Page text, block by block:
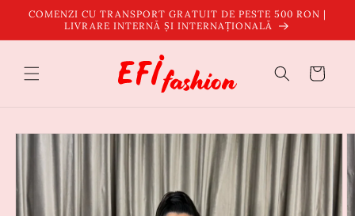
Salt la
conținut
COMENZI CU TRANSPORT GRATUIT DE PESTE 500 RON |
LIVRARE INTERNĂ ȘI INTERNAȚIONALĂ
Coș
informațiile
despre